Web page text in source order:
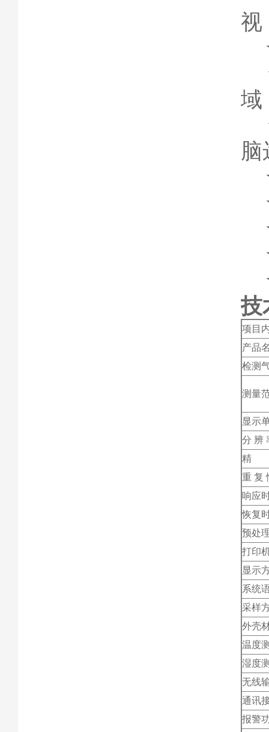
视
域
脑
技
项目
产品
检测
测量
显示
分 辨
精
重 复
响应
恢复
预处
打印
显示
系统
采样
外壳
温度
湿度
无线
通讯
报警